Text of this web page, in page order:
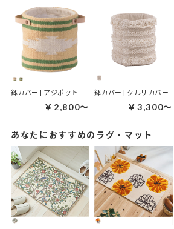
鉢カバー | アジポット
￥2,800～
鉢カバー | クルリカバー
￥3,300～
あなたにおすすめのラグ・マット